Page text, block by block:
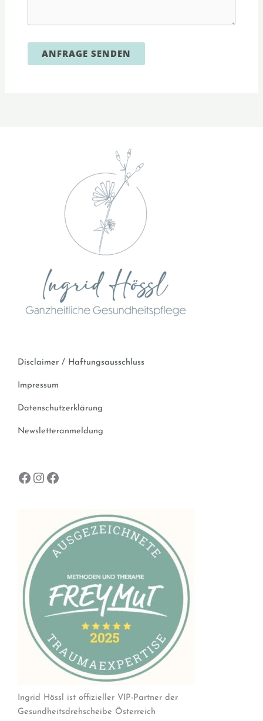
ANFRAGE SENDEN
Disclaimer / Haftungsausschluss
Impressum
Datenschutzerklärung
Newsletteranmeldung
Facebook
Instagram
Facebook
Ingrid Hössl ist offizieller VIP-Partner der
Gesundheitsdrehscheibe Österreich